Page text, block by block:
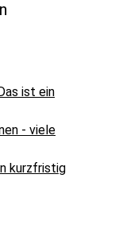
ist ein
- viele
kurzfristig